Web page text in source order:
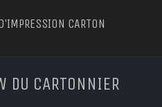
CARTON
DU CARTONNIER